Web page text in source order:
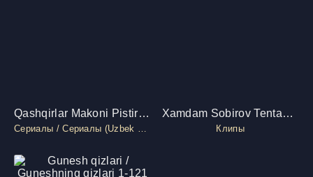
Qashqirlar Makoni Pistirma 1 - 520 / Kurtlar Vadisi Pusu Uzbek tilida barcha qismlar Xamdam Sobirov Tentakcham
Клипы